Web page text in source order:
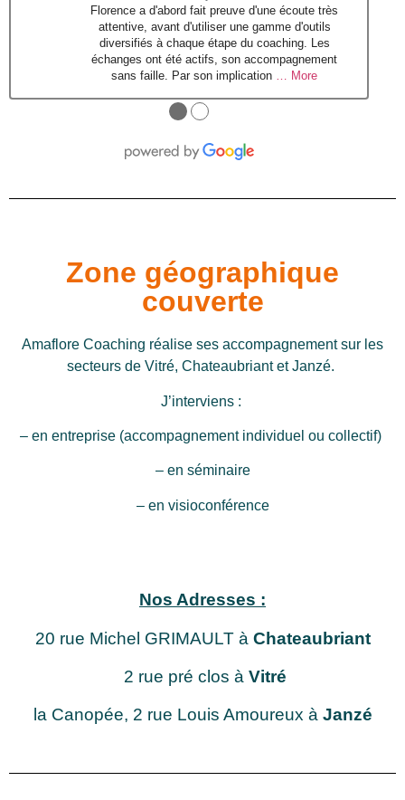
Florence a d'abord fait preuve d'une écoute très
attentive, avant d'utiliser une gamme d'outils
diversifiés à chaque étape du coaching. Les
échanges ont été actifs, son accompagnement
sans faille. Par son implication
… More
●●
Zone géographique
couverte
Amaflore Coaching réalise ses accompagnement sur les
secteurs de Vitré, Chateaubriant et Janzé.
J’interviens :
– en entreprise (accompagnement individuel ou collectif)
– en séminaire
– en visioconférence
Nos Adresses :
20 rue Michel GRIMAULT à Chateaubriant
2 rue pré clos à Vitré
la Canopée, 2 rue Louis Amoureux à Janzé